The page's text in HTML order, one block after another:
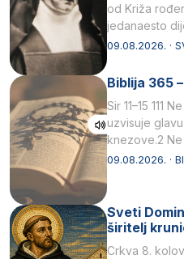
od Križa
jedanaesto
listopada
09.08.2026. ·
Biblija 365 –
Sir 11–15 111
uzvisuje
knezove.2
njegovui…
09.08.2026. ·
Sveti
širitelj
Crkva 8.